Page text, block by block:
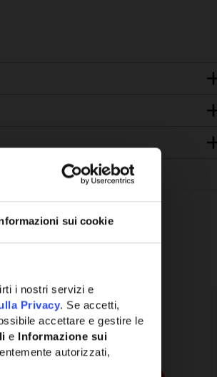
sui cookie
i nostri servizi e
Privacy. Se accetti,
accettare e gestire le
e Informazione sui
autorizzati,